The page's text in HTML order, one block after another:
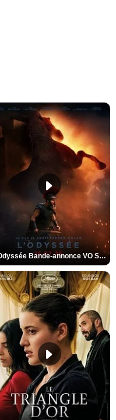
L'Odyssée Bande-annonce VO STFR